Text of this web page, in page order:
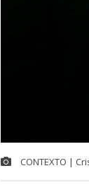
CONTEXTO |